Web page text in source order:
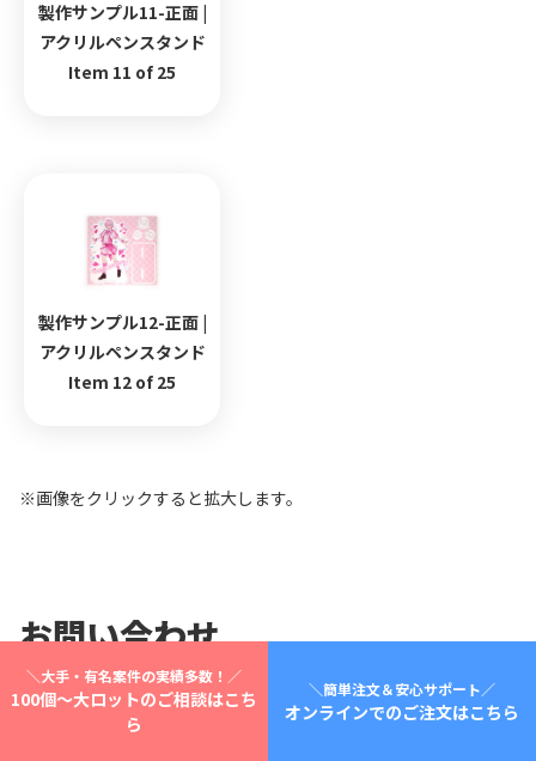
製作サンプル11-正面 |
アクリルペンスタンド
Item 11 of 25
製作サンプル12-正面 |
アクリルペンスタンド
Item 12 of 25
※画像をクリックすると拡大します。
お問い合わせ
＼大手・有名案件の実績多数！／
100個～大ロットのご相談はこち
ら
＼簡単注文＆安心サポート／
オンラインでのご注文はこちら